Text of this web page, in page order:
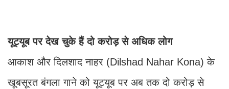
यूट्यूब पर देख चुके हैं दो करोड़ से अधिक लोग
आकाश और दिलशाद नाहर (Dilshad Nahar Kona) के
खूबसूरत बंगला गाने को यूट्यूब पर अब तक दो करोड़ से